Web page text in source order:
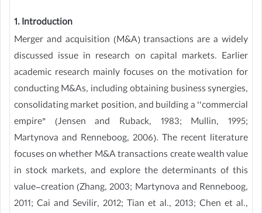
1. Introduction
Merger and acquisition (M&A) transactions are a widely
discussed issue in research on capital markets. Earlier
academic research mainly focuses on the motivation for
conducting M&As, including obtaining business synergies,
consolidating market position, and building a ‘‘commercial
empire” (Jensen and Ruback, 1983; Mullin, 1995;
Martynova and Renneboog, 2006). The recent literature
focuses on whether M&A transactions create wealth value
in stock markets, and explore the determinants of this
value-creation (Zhang, 2003; Martynova and Renneboog,
2011; Cai and Sevilir, 2012; Tian et al., 2013; Chen et al.,